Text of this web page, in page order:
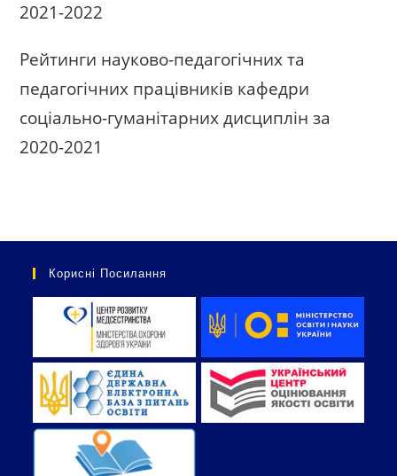
2021-2022
Рейтинги науково-педагогічних та
педагогічних працівників кафедри
соціально-гуманітарних дисциплін за
2020-2021
Корисні Посилання